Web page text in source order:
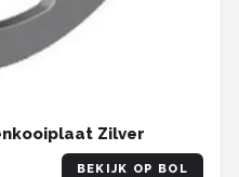
Zilver
BEKIJK OP BOL